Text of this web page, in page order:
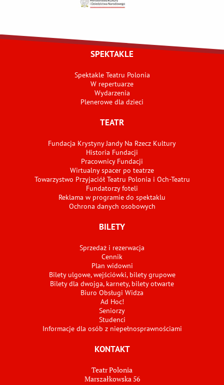
SPEKTAKLE
Spektakle Teatru Polonia
W repertuarze
Wydarzenia
Plenerowe dla dzieci
TEATR
Fundacja Krystyny Jandy Na Rzecz Kultury
Historia Fundacji
Pracownicy Fundacji
Wirtualny spacer po teatrze
Towarzystwo Przyjaciół Teatru Polonia i Och-Teatru
Fundatorzy foteli
Reklama w programie do spektaklu
Ochrona danych osobowych
BILETY
Sprzedaż i rezerwacja
Cennik
Plan widowni
Bilety ulgowe, wejściówki, bilety grupowe
Bilety dla dwojga, karnety, bilety otwarte
Biuro Obsługi Widza
Ad Hoc!
Seniorzy
Studenci
Informacje dla osób z niepełnosprawnościami
KONTAKT
Teatr Polonia
Marszałkowska 56